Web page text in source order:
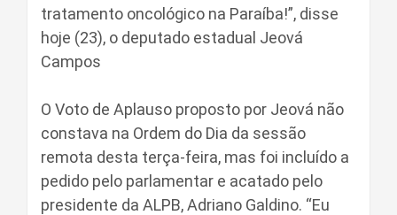
tratamento oncológico na Paraíba!”, disse
hoje (23), o deputado estadual Jeová
Campos
O Voto de Aplauso proposto por Jeová não
constava na Ordem do Dia da sessão
remota desta terça-feira, mas foi incluído a
pedido pelo parlamentar e acatado pelo
presidente da ALPB, Adriano Galdino. “Eu